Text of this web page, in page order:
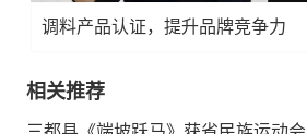
调料产品认证，提升品牌竞争力
相关推荐